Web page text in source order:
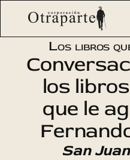
Saltar
Otraparte.org/Agenda
nos agradan:
Los libros
los
que le
San